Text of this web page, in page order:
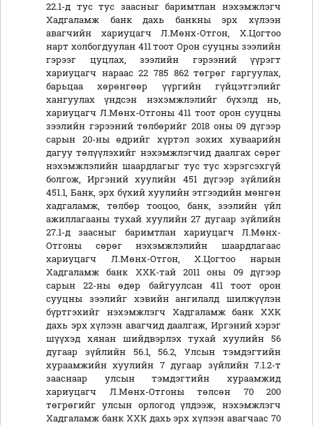
22.1-д тус тус заасныг баримтлан нэхэмжлэгч
Хадгаламж банк дахь банкны эрх хүлээн
авагчийн хариуцагч Л.Мөнх-Отгон, Х.Цогтоо
нарт холбогдуулан 411 тоот Орон сууцны зээлийн
гэрээг цуцлах, зээлийн гэрээний үүрэгт
хариуцагч нараас 22 785 862 төгрөг гаргуулах,
барьцаа хөрөнгөөр үүргийн гүйцэтгэлийг
хангуулах үндсэн нэхэмжлэлийг бүхэлд нь,
хариуцагч Л.Мөнх-Отгоны 411 тоот орон сууцны
зээлийн гэрээний төлбөрийг 2018 оны 09 дүгээр
сарын 20-ны өдрийг хүртэл зохих хуваарийн
дагуу төлүүлэхийг нэхэмжлэгчид даалгах сөрөг
нэхэмжлэлийн шаардлагыг тус тус хэрэгсэхгүй
болгож, Иргэний хуулийн 451 дүгээр зүйлийн
451.1, Банк, эрх бүхий хуулийн этгээдийн мөнгөн
хадгаламж, төлбөр тооцоо, банк, зээлийн үйл
ажиллагааны тухай хуулийн 27 дугаар зүйлийн
27.1-д заасныг баримтлан хариуцагч Л.Мөнх-
Отгоны сөрөг нэхэмжлэлийн шаардлагаас
хариуцагч Л.Мөнх-Отгон, Х.Цогтоо нарын
Хадгаламж банк ХХК-тай 2011 оны 09 дүгээр
сарын 22-ны өдөр байгуулсан 411 тоот орон
сууцны зээлийг хэвийн ангилалд шилжүүлэн
бүртгэхийг нэхэмжлэгч Хадгаламж банк ХХК
дахь эрх хүлээн авагчид даалгаж, Иргэний хэрэг
шүүхэд хянан шийдвэрлэх тухай хуулийн 56
дугаар зүйлийн 56.1, 56.2, Улсын тэмдэгтийн
хураамжийн хуулийн 7 дугаар зүйлийн 7.1.2-т
зааснаар улсын тэмдэгтийн хураамжид
хариуцагч Л.Мөнх-Отгоны төлсөн 70 200
төгрөгийг улсын орлогод үлдээж, нэхэмжлэгч
Хадгаламж банк ХХК дахь эрх хүлээн авагчаас 70